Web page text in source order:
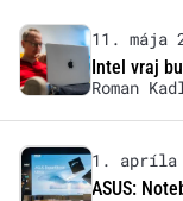
11. mája
Intel vraj
Roman
1. apríla
ASUS: